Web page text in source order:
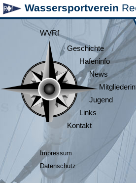
Wassersportverein
WVRf
Geschichte
Hafeninfo
News
Jugend
Links
Kontakt
Impressum
Datenschutz